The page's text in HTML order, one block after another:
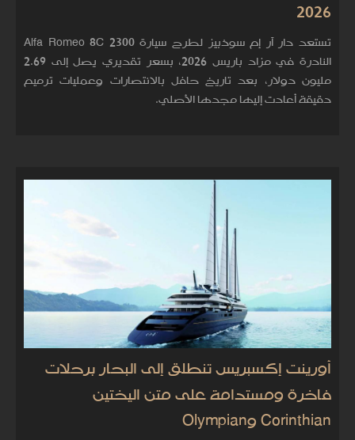
2026
تستعد دار آر إم سوذبيز لطرح سيارة Alfa Romeo 8C 2300
النادرة في مزاد باريس 2026، بسعر تقديري يصل إلى 2.69
مليون دولار، بعد تاريخ حافل بالانتصارات وعمليات ترميم
دقيقة أعادت إليها مجدها الأصلي.
أورينت إكسبريس تنطلق إلى البحار برحلات
فاخرة ومستدامة على متن اليختين
Corinthian وOlympian